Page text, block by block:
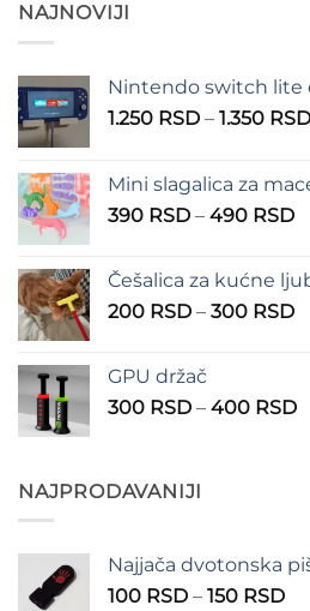
NAJNOVIJI
Nintendo switch lite
1.250 RSD – 1.350 RSD
Mini slagalica za
390 RSD – 490 RSD
do
Češalica za kućne
200 RSD – 300 RSD
do
GPU držač
300 RSD – 400 RSD
NAJPRODAVANIJI
Najjača dvotonska
100 RSD – 150 RSD